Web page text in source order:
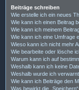
Beiträge schreiben
Wie erstelle ich ein neues
Wie kann ich einen Beitrag
Wie kann ich meinem
Wie kann ich eine Umfrage
Wieso kann ich nicht mehr
Wie bearbeite oder lösche
Warum kann ich auf
Weshalb kann ich keine
Weshalb wurde ich
Wie kann ich Beiträge den
Was bewirkt die